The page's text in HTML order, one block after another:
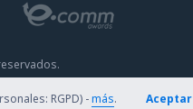
RGPD) -más. Aceptar